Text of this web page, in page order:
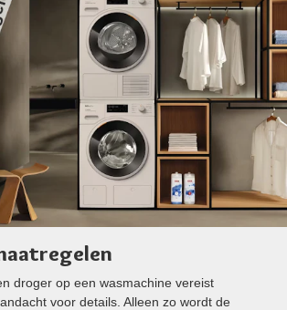
droger op een wasmachine vereist
voor details. Alleen zo wordt de